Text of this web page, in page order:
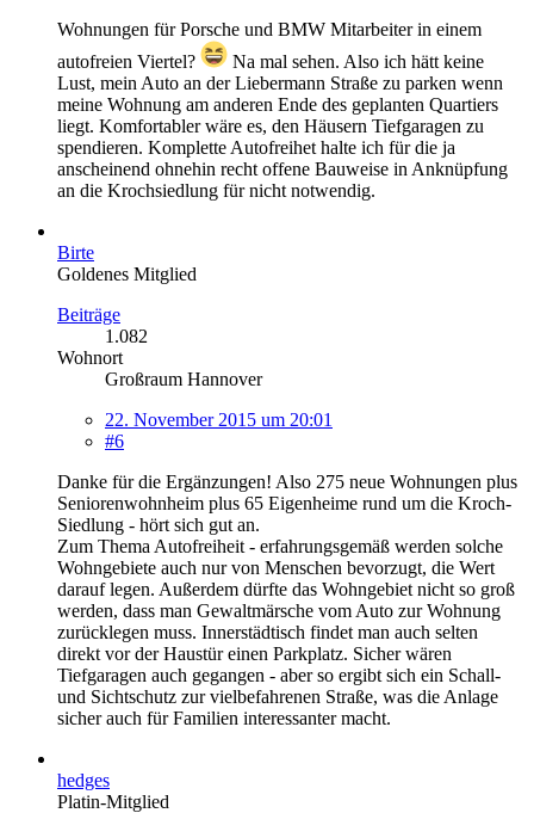
Wohnungen für Porsche und BMW Mitarbeiter in einem
autofreien Viertel?
Na mal sehen. Also ich hätt keine
Lust, mein Auto an der Liebermann Straße zu parken wenn
meine Wohnung am anderen Ende des geplanten Quartiers
liegt. Komfortabler wäre es, den Häusern Tiefgaragen zu
spendieren. Komplette Autofreihet halte ich für die ja
anscheinend ohnehin recht offene Bauweise in Anknüpfung
an die Krochsiedlung für nicht notwendig.
Birte
Goldenes Mitglied
Beiträge
1.082
Wohnort
Großraum Hannover
22. November 2015 um 20:01
#6
Danke für die Ergänzungen! Also 275 neue Wohnungen plus
Seniorenwohnheim plus 65 Eigenheime rund um die Kroch-
Siedlung - hört sich gut an.
Zum Thema Autofreiheit - erfahrungsgemäß werden solche
Wohngebiete auch nur von Menschen bevorzugt, die Wert
darauf legen. Außerdem dürfte das Wohngebiet nicht so groß
werden, dass man Gewaltmärsche vom Auto zur Wohnung
zurücklegen muss. Innerstädtisch findet man auch selten
direkt vor der Haustür einen Parkplatz. Sicher wären
Tiefgaragen auch gegangen - aber so ergibt sich ein Schall-
und Sichtschutz zur vielbefahrenen Straße, was die Anlage
sicher auch für Familien interessanter macht.
hedges
Platin-Mitglied